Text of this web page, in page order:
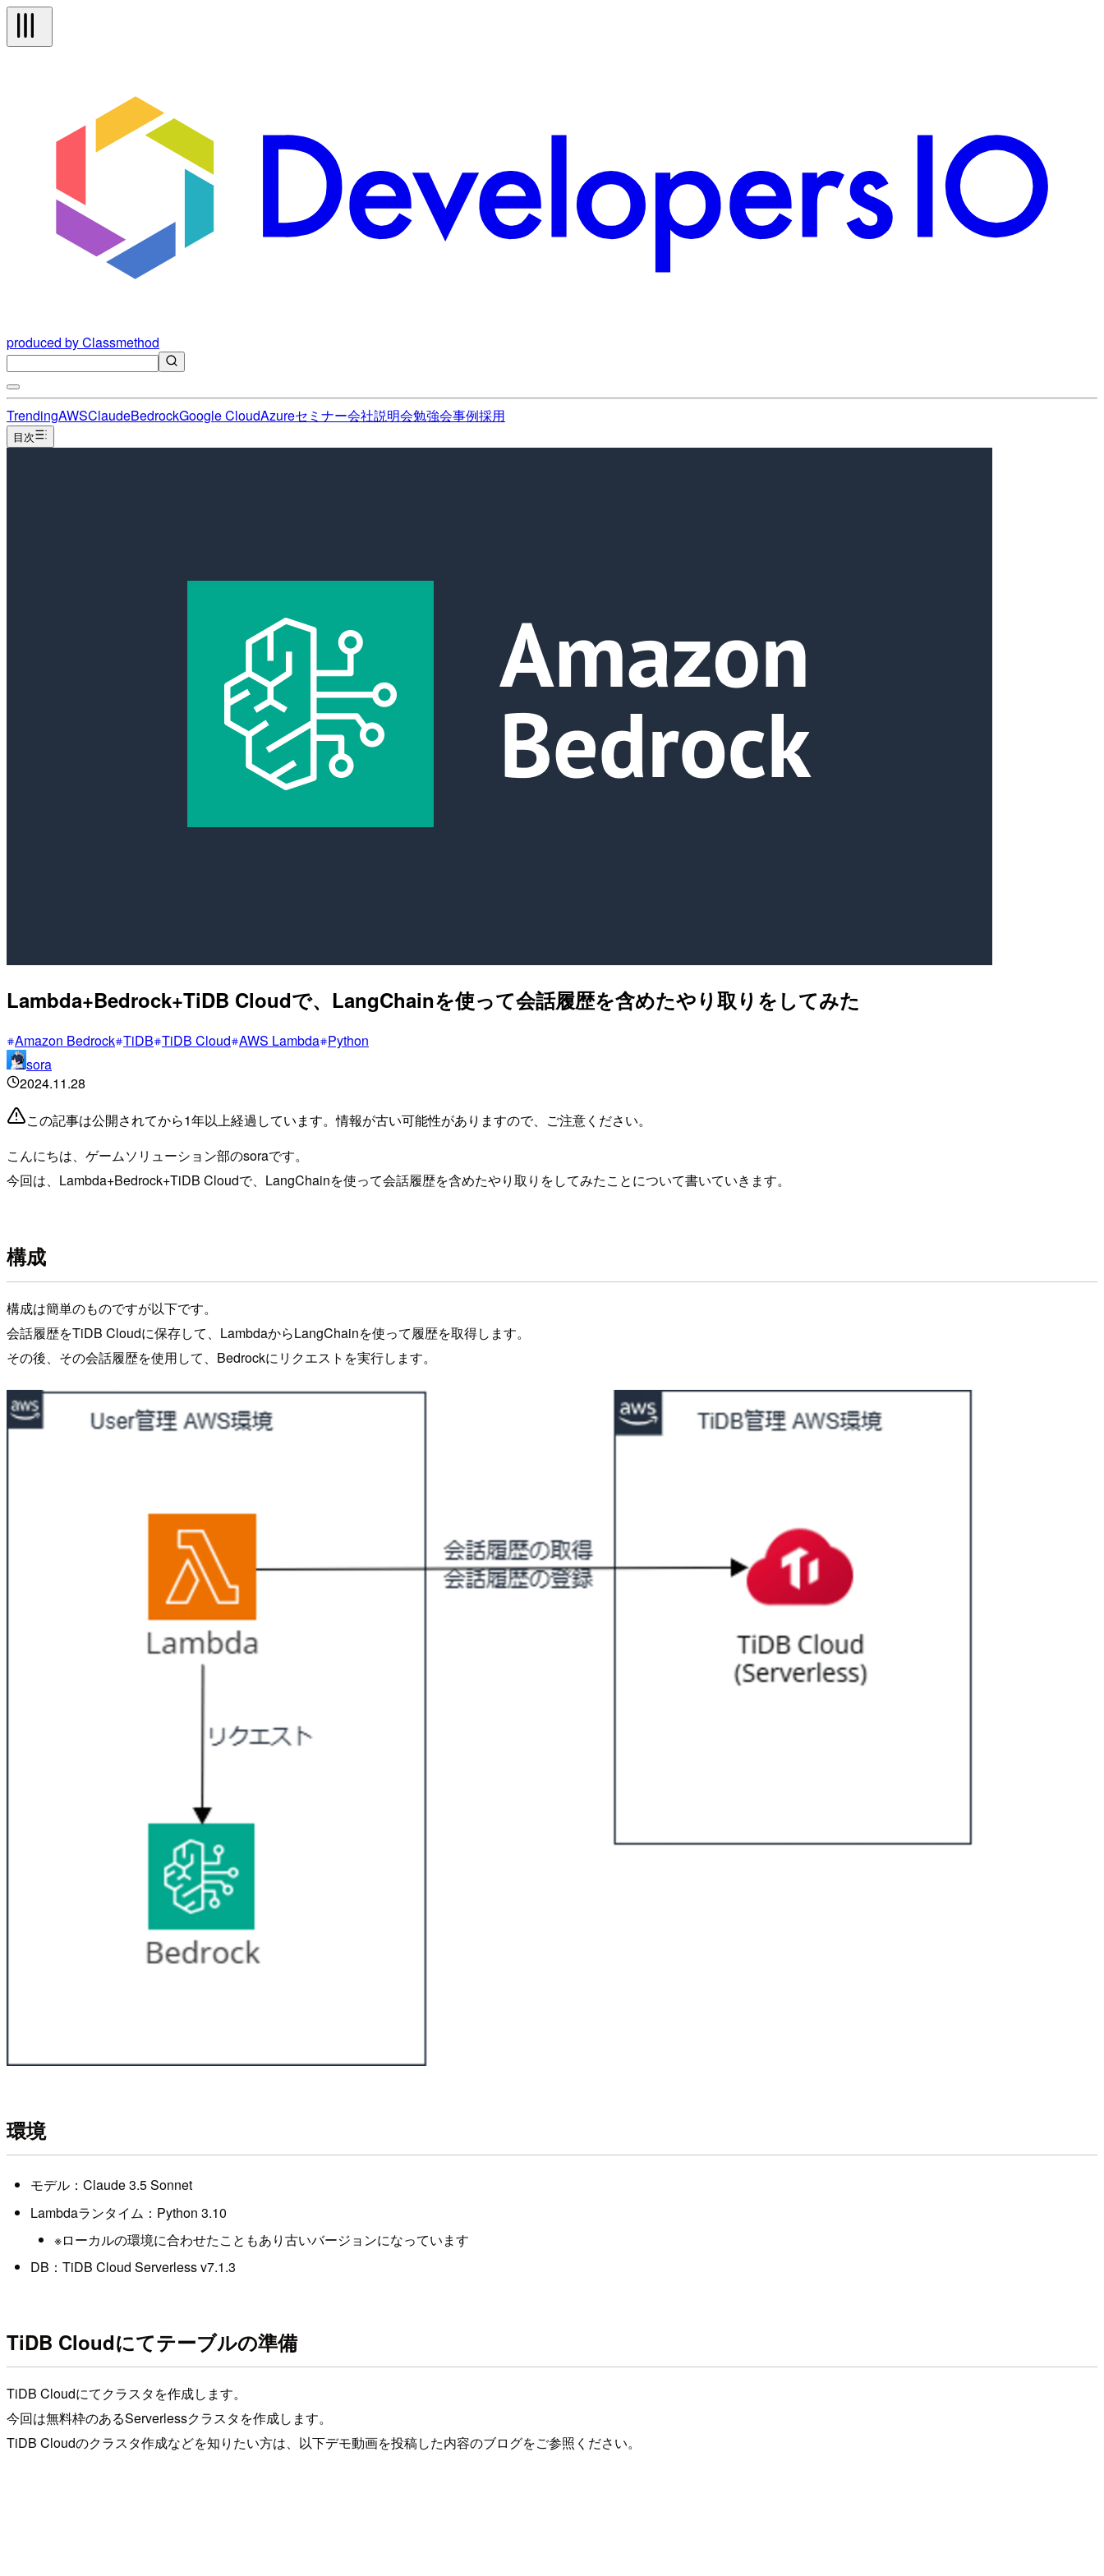
produced by Classmethod
TrendingAWSClaudeBedrockGoogle CloudAzureセミナー会社説明会勉強会事例採用
目次
Lambda+Bedrock+TiDB Cloudで、LangChainを使って会話履歴を含めたやり取りをしてみた
Amazon Bedrock TiDB TiDB Cloud AWS Lambda Python
sora
2024.11.28
この記事は公開されてから1年以上経過しています。情報が古い可能性がありますので、ご注意ください。
こんにちは、ゲームソリューション部のsoraです。
今回は、Lambda+Bedrock+TiDB Cloudで、LangChainを使って会話履歴を含めたやり取りをしてみたことについて書いていきます。
構成
構成は簡単のものですが以下です。
会話履歴をTiDB Cloudに保存して、LambdaからLangChainを使って履歴を取得します。
その後、その会話履歴を使用して、Bedrockにリクエストを実行します。
環境
モデル：Claude 3.5 Sonnet
Lambdaランタイム：Python 3.10
※ローカルの環境に合わせたこともあり古いバージョンになっています
DB：TiDB Cloud Serverless v7.1.3
TiDB Cloudにてテーブルの準備
TiDB Cloudにてクラスタを作成します。
今回は無料枠のあるServerlessクラスタを作成します。
TiDB Cloudのクラスタ作成などを知りたい方は、以下デモ動画を投稿した内容のブログをご参照ください。